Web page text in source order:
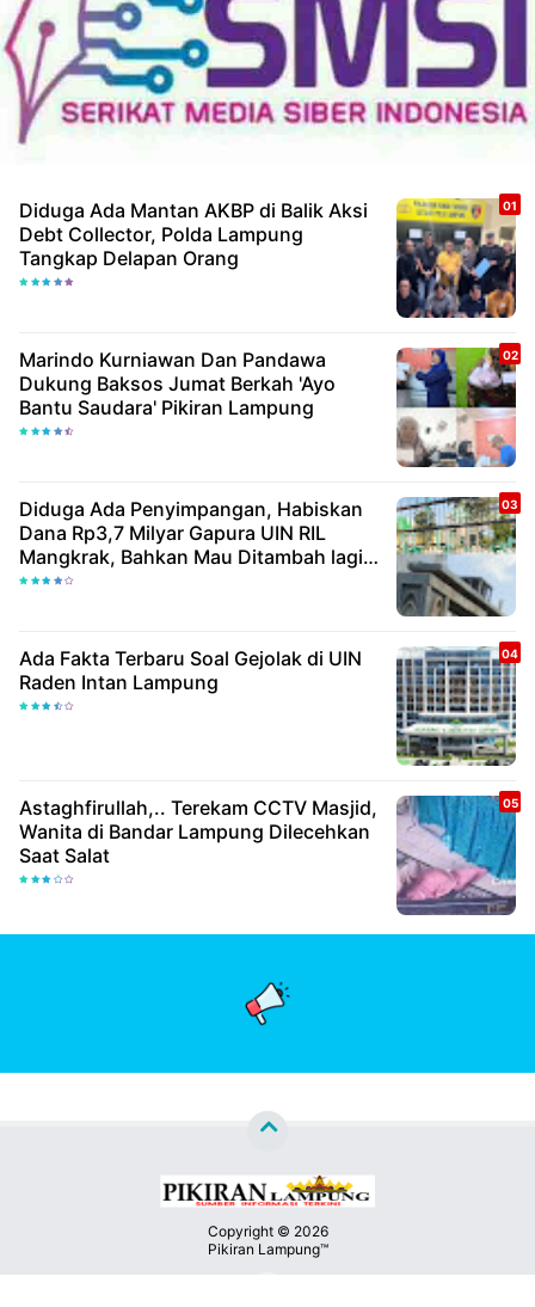
Diduga Ada Mantan AKBP di Balik Aksi
Debt Collector, Polda Lampung
Tangkap Delapan Orang
Marindo Kurniawan Dan Pandawa
Dukung Baksos Jumat Berkah 'Ayo
Bantu Saudara' Pikiran Lampung
Diduga Ada Penyimpangan, Habiskan
Dana Rp3,7 Milyar Gapura UIN RIL
Mangkrak, Bahkan Mau Ditambah lagi 7
Milyar
Ada Fakta Terbaru Soal Gejolak di UIN
Raden Intan Lampung
Astaghfirullah,.. Terekam CCTV Masjid,
Wanita di Bandar Lampung Dilecehkan
Saat Salat
Copyright © 2026
Pikiran Lampung™